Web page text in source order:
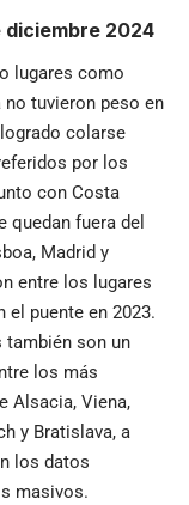
2024
lugares como
tuvieron peso en
colarse
por los
con Costa
quedan fuera del
Madrid y
entre los lugares
el puente en 2023.
también son un
los más
Alsacia, Viena,
y Bratislava, a
los datos
masivos.